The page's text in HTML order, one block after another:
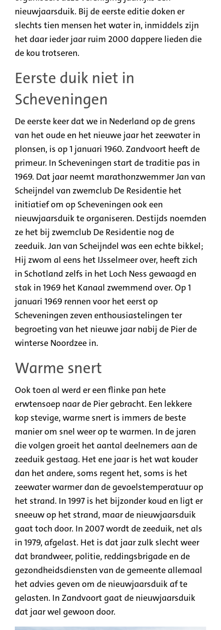
nieuwjaarsduik. Bij de eerste editie doken er
slechts tien mensen het water in, inmiddels zijn
het daar ieder jaar ruim 2000 dappere lieden die
de kou trotseren.
Eerste duik niet in
Scheveningen
De eerste keer dat we in Nederland op de grens
van het oude en het nieuwe jaar het zeewater in
plonsen, is op 1 januari 1960. Zandvoort heeft de
primeur. In Scheveningen start de traditie pas in
1969. Dat jaar neemt marathonzwemmer Jan van
Scheijndel van zwemclub De Residentie het
initiatief om op Scheveningen ook een
nieuwjaarsduik te organiseren. Destijds noemden
ze het bij zwemclub De Residentie nog de
zeeduik. Jan van Scheijndel was een echte bikkel;
Hij zwom al eens het IJsselmeer over, heeft zich
in Schotland zelfs in het Loch Ness gewaagd en
stak in 1969 het Kanaal zwemmend over. Op 1
januari 1969 rennen voor het eerst op
Scheveningen zeven enthousiastelingen ter
begroeting van het nieuwe jaar nabij de Pier de
winterse Noordzee in.
Warme snert
Ook toen al werd er een flinke pan hete
erwtensoep naar de Pier gebracht. Een lekkere
kop stevige, warme snert is immers de beste
manier om snel weer op te warmen. In de jaren
die volgen groeit het aantal deelnemers aan de
zeeduik gestaag. Het ene jaar is het wat kouder
dan het andere, soms regent het, soms is het
zeewater warmer dan de gevoelstemperatuur op
het strand. In 1997 is het bijzonder koud en ligt er
sneeuw op het strand, maar de nieuwjaarsduik
gaat toch door. In 2007 wordt de zeeduik, net als
in 1979, afgelast. Het is dat jaar zulk slecht weer
dat brandweer, politie, reddingsbrigade en de
gezondheidsdiensten van de gemeente allemaal
het advies geven om de nieuwjaarsduik af te
gelasten. In Zandvoort gaat de nieuwjaarsduik
dat jaar wel gewoon door.